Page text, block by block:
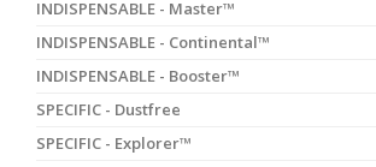
INDISPENSABLE - Master™
INDISPENSABLE - Continental™
INDISPENSABLE - Booster™
SPECIFIC - Dustfree
SPECIFIC - Explorer™